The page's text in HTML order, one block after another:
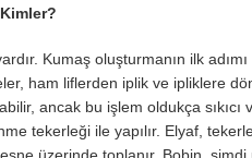
Kumaş oluşturmanın ilk
ham liflerden iplik ve ipliklere
ancak bu işlem oldukça sıkıcı
tekerleği ile yapılır. Elyaf,